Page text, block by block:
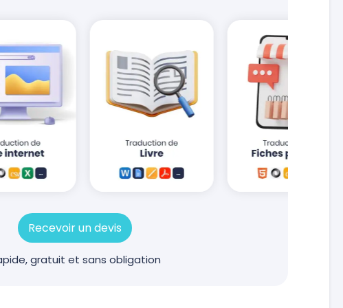
Recevoir un devis
gratuit et sans obligation